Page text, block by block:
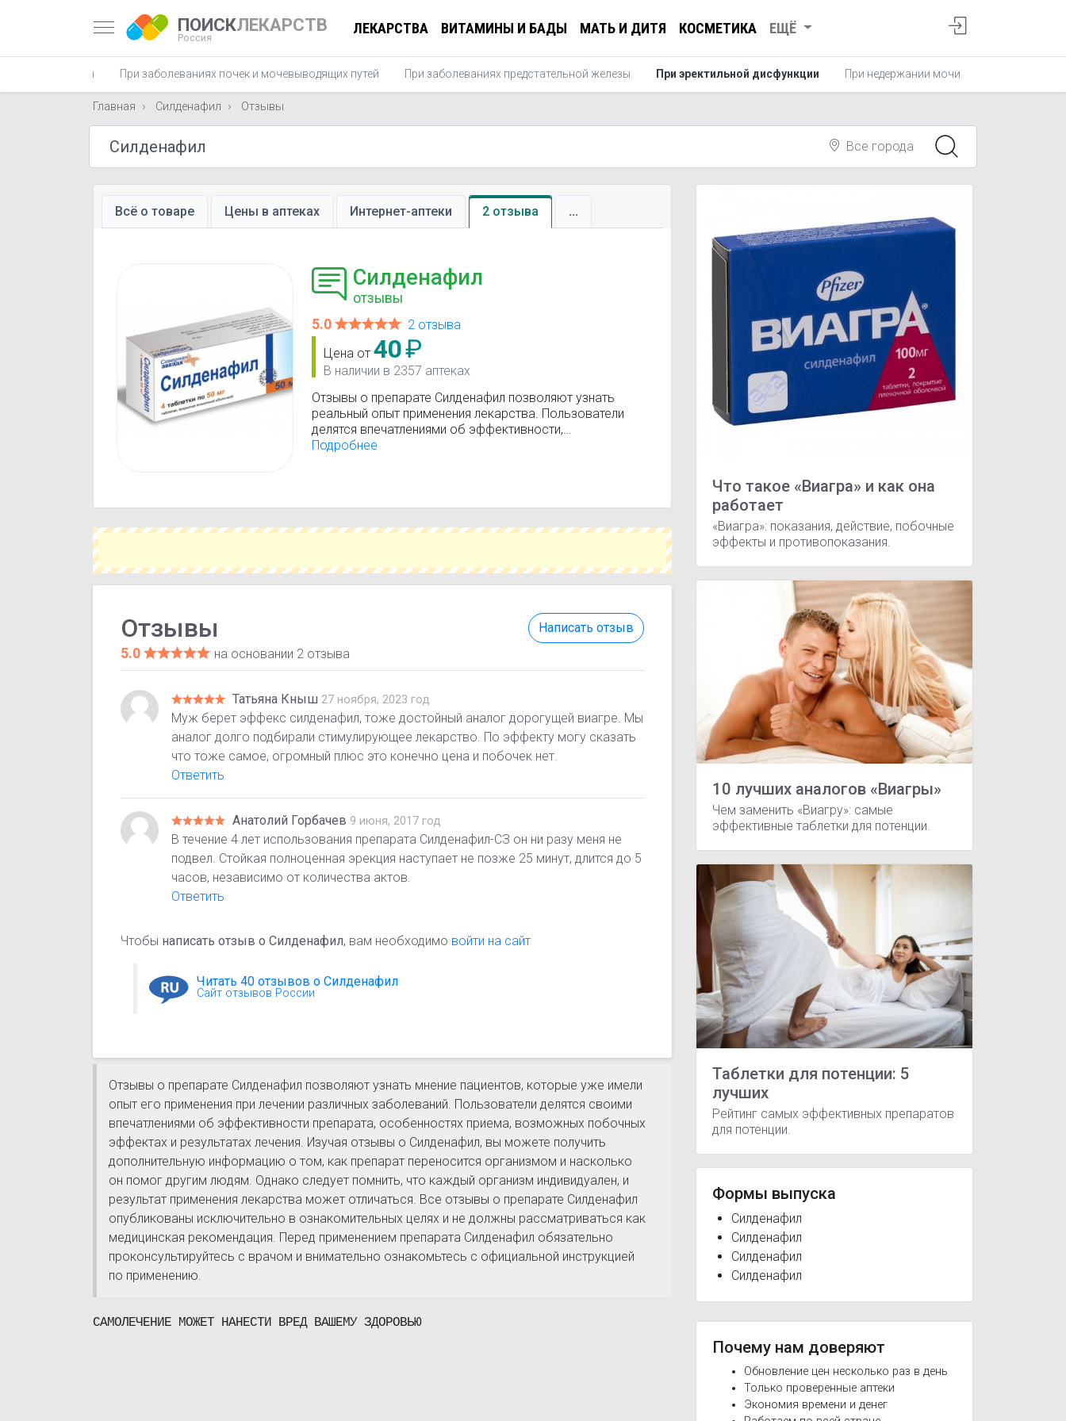
ПОИСКЛЕКАРСТВ
Россия
ЛЕКАРСТВА ВИТАМИНЫ И БАДЫ МАТЬ И ДИТЯ КОСМЕТИКА ЕЩЁ
препараты При заболеваниях почек и мочевыводящих путей При заболеваниях предстательной железы При эректильной дисфункции При недержании мочи
Главная Силденафил Отзывы
Все города
Всё о товаре Цены в аптеках Интернет-аптеки 2 отзыва ...
Силденафил
отзывы
5.0
2 отзыва
Цена от 40₽
В наличии в 2357 аптеках
Отзывы о препарате Силденафил позволяют узнать
реальный опыт применения лекарства. Пользователи
делятся впечатлениями об эффективности,
переносимости и результатах лечения. Помните, что
Подробнее
Написать отзыв
Отзывы
5.0 на основании 2 отзыва
Татьяна Кныш 27 ноября, 2023 год
Муж берет эффекс силденафил, тоже достойный аналог дорогущей виагре. Мы
аналог долго подбирали стимулирующее лекарство. По эффекту могу сказать
что тоже самое, огромный плюс это конечно цена и побочек нет.
Ответить
Анатолий Горбачев 9 июня, 2017 год
В течение 4 лет использования препарата Силденафил-СЗ он ни разу меня не
подвел. Стойкая полноценная эрекция наступает не позже 25 минут, длится до 5
часов, независимо от количества актов.
Ответить
Чтобы написать отзыв о Силденафил, вам необходимо войти на сайт
Читать 40 отзывов о Силденафил
Сайт отзывов России
Отзывы о препарате Силденафил позволяют узнать мнение пациентов, которые уже имели
опыт его применения при лечении различных заболеваний. Пользователи делятся своими
впечатлениями об эффективности препарата, особенностях приема, возможных побочных
эффектах и результатах лечения. Изучая отзывы о Силденафил, вы можете получить
дополнительную информацию о том, как препарат переносится организмом и насколько
он помог другим людям. Однако следует помнить, что каждый организм индивидуален, и
результат применения лекарства может отличаться. Все отзывы о препарате Силденафил
опубликованы исключительно в ознакомительных целях и не должны рассматриваться как
медицинская рекомендация. Перед применением препарата Силденафил обязательно
проконсультируйтесь с врачом и внимательно ознакомьтесь с официальной инструкцией
по применению.
САМОЛЕЧЕНИЕ МОЖЕТ НАНЕСТИ ВРЕД ВАШЕМУ ЗДОРОВЬЮ
Что такое «Виагра» и как она
работает
«Виагра»: показания, действие, побочные
эффекты и противопоказания.
10 лучших аналогов «Виагры»
Чем заменить «Виагру»: самые
эффективные таблетки для потенции.
Таблетки для потенции: 5
лучших
Рейтинг самых эффективных препаратов
для потенции.
Формы выпуска
Силденафил
Силденафил
Силденафил
Силденафил
Почему нам доверяют
Обновление цен несколько раз в день
Только проверенные аптеки
Экономия времени и денег